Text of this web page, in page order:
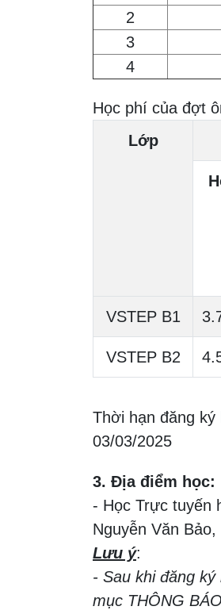
2
3
4
Học phí của đợt
Lớp
VSTEP B1
VSTEP B2
Thời hạn đăng
03/03/2025
3. Địa điểm học:
- Học Trực tuyến
Nguyễn Văn
Lưu ý:
- Sau khi đăng
mục THÔNG